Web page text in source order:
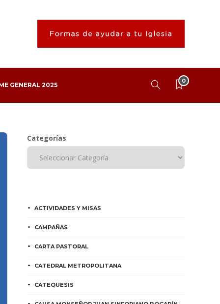
GENERAL 2025
0
Categorías
ACTIVIDADES Y MISAS
CAMPAÑAS
CARTA PASTORAL
CATEDRAL METROPOLITANA
CATEQUESIS